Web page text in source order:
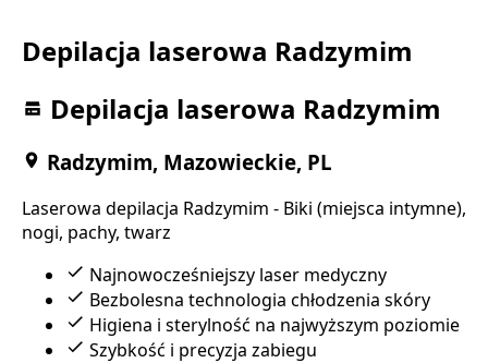
Depilacja laserowa Radzymim
Depilacja laserowa Radzymim
Radzymim, Mazowieckie, PL
Laserowa depilacja Radzymim - Biki (miejsca intymne),
nogi, pachy, twarz
Najnowocześniejszy laser medyczny
Bezbolesna technologia chłodzenia skóry
Higiena i sterylność na najwyższym poziomie
Szybkość i precyzja zabiegu